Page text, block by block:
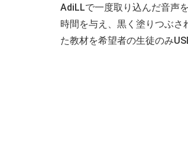
AdiLLで一度取り込んだ音声
時間を与え、黒く塗りつぶ
た教材を希望者の生徒のみ